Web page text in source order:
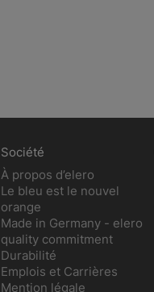
Société
À propos d’elero
Le bleu est le nouvel
orange
Made in Germany - elero
quality commitment
Durabilité
Emplois et Carrières
Mention légale